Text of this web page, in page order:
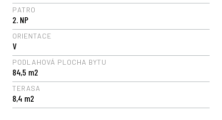
PATRO
2. NP
ORIENTACE
V
PODLAHOVÁ PLOCHA BYTU
84,5 m2
TERASA
8,4 m2